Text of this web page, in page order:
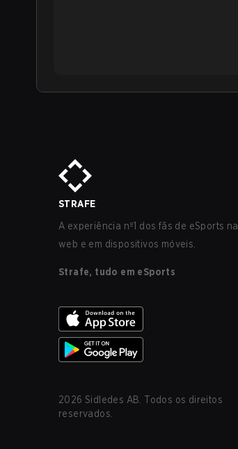
STRAFE
A experiência nº1 dos fãs de eSports na
web e em dispositivos móveis.
Strafe, tudo em eSports
2026 Sidledes AB. Todos os direitos
reservados.